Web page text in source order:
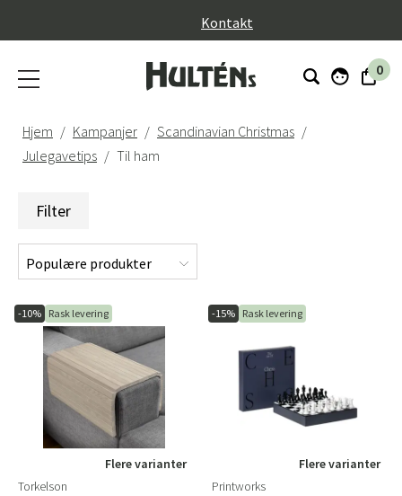
Kontakt
0
Hjem Kampanjer
Scandinavian Christmas
Julegavetips
Til ham
Filter
-10% Rask levering
Flere varianter
Torkelson
-15% Rask levering
Flere varianter
Printworks